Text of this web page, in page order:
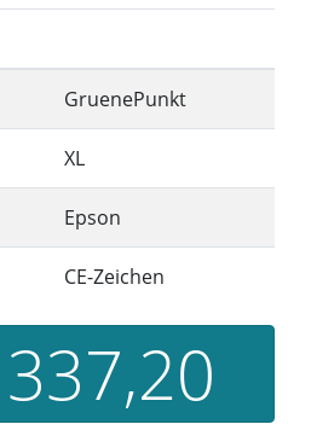
GruenePunkt
XL
Epson
CE-Zeichen